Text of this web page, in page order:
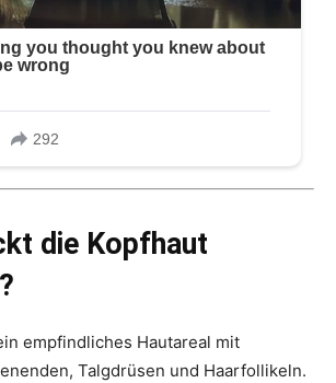
die Kopfhaut
empfindliches Hautareal mit
Talgdrüsen und Haarfollikeln.